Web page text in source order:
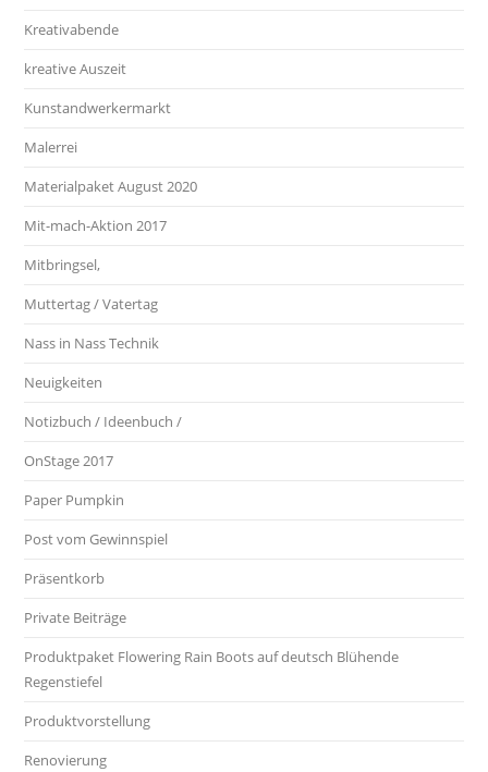
Kreativabende
kreative Auszeit
Kunstandwerkermarkt
Malerrei
Materialpaket August 2020
Mit-mach-Aktion 2017
Mitbringsel,
Muttertag / Vatertag
Nass in Nass Technik
Neuigkeiten
Notizbuch / Ideenbuch /
OnStage 2017
Paper Pumpkin
Post vom Gewinnspiel
Präsentkorb
Private Beiträge
Produktpaket Flowering Rain Boots auf deutsch Blühende
Regenstiefel
Produktvorstellung
Renovierung